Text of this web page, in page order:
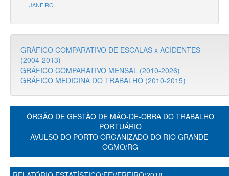
JANEIRO
GRÁFICO COMPARATIVO DE ESCALAS x ACIDENTES
(2004-2013)
GRÁFICO COMPARATIVO MENSAL (2010-2026)
GRÁFICO MEDICINA DO TRABALHO (2010-2015)
ÓRGÃO DE GESTÃO DE MÃO-DE-OBRA DO TRABALHO
PORTUÁRIO
AVULSO DO PORTO ORGANIZADO DO RIO GRANDE-
OGMO/RG